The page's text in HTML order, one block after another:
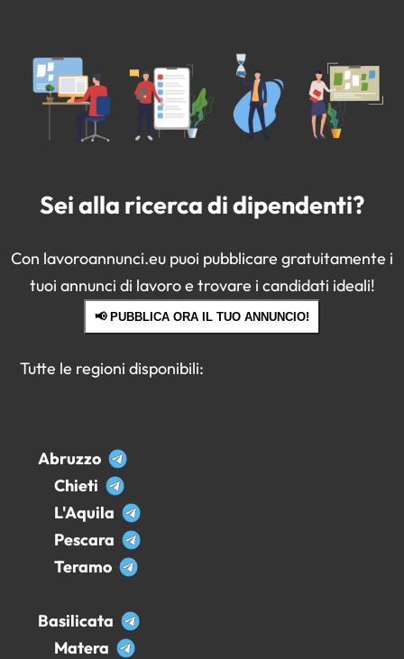
Sei alla ricerca di dipendenti?
Con lavoroannunci.eu puoi pubblicare gratuitamente i
tuoi annunci di lavoro e trovare i candidati ideali!
📢 PUBBLICA ORA IL TUO ANNUNCIO!
Tutte le regioni disponibili:
Abruzzo
Chieti
L'Aquila
Pescara
Teramo
Basilicata
Matera